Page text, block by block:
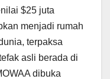
$25 juta
menjadi rumah
terpaksa
asli berada di
dibuka